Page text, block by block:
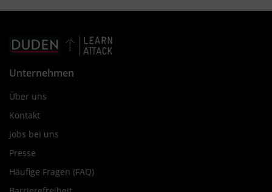
Unternehmen
Über uns
Kontakt
Jobs bei uns
Presse
Häufige Fragen (FAQ)